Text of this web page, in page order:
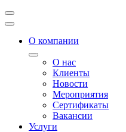
О компании
О нас
Клиенты
Новости
Мероприятия
Сертификаты
Вакансии
Услуги